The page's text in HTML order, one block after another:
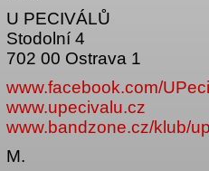
U PECIVÁLŮ
Stodolní 4
702 00 Ostrava 1
www.facebook.com/
www.upecivalu.cz
www.bandzone.cz/klub/
M.